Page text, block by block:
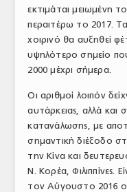
εκτιμάται μειωμένη
περαιτέρω το 2017.
χοιρινό θα αυξηθεί
υψηλότερο σημείο
2000 μέχρι σήμερα.
Οι αριθμοί λοιπόν
αυτάρκειας, αλλά και
κατανάλωσης, με
σημαντική διέξοδο
την Κίνα και
Ν. Κορέα, Φιλιππίνες.
τον Αύγουστο 2016 οι